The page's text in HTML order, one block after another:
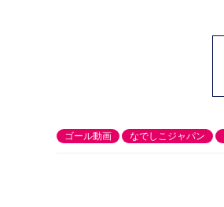
ゴール動画 なでしこジャパン